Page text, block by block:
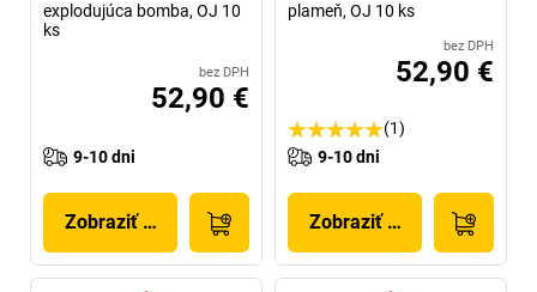
explodujúca bomba, OJ 10
ks
bez DPH
52,90 €
9-10 dni
Zobraziť produkt
plameň, OJ 10 ks
bez DPH
52,90 €
(1)
9-10 dni
Zobraziť produkt